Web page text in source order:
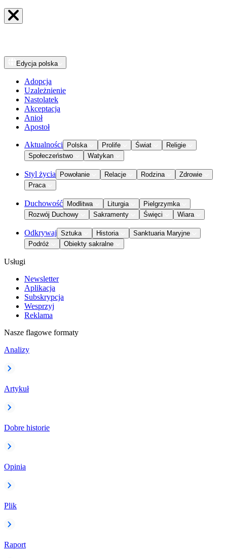
Edycja polska
Adopcja
Uzależnienie
Nastolatek
Akceptacja
Anioł
Apostoł
Aktualności Polska Prolife Świat
Religie
Społeczeństwo
Watykan
Styl życia Powołanie Relacje Rodzina
Zdrowie
Praca
Duchowość Modlitwa Liturgia
Pielgrzymka
Rozwój Duchowy
Sakramenty Święci Wiara
Odkrywaj Sztuka Historia
Sanktuaria Maryjne
Podróż
Obiekty sakralne
Usługi
Newsletter
Aplikacja
Subskrypcja
Wesprzyj
Reklama
Nasze flagowe formaty
Analizy
Artykuł
Dobre historie
Opinia
Plik
Raport